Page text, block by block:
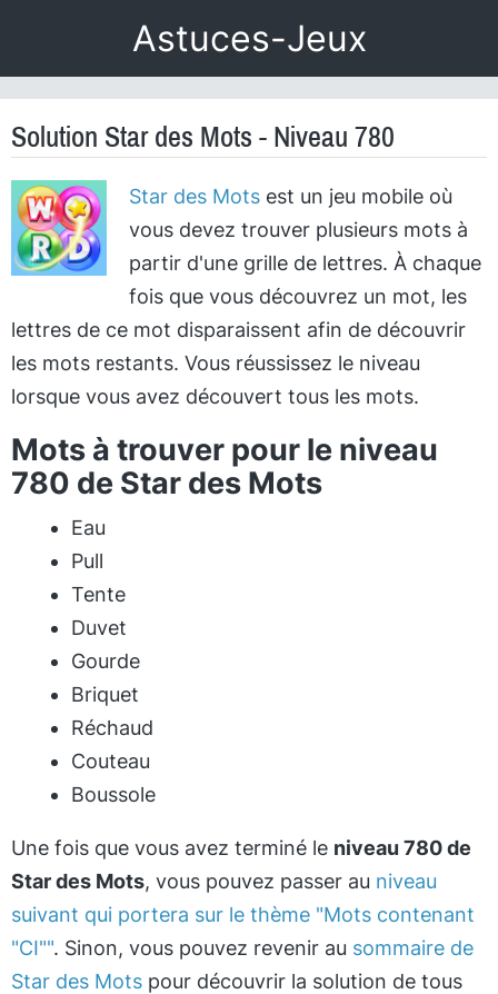
Astuces-Jeux
Solution Star des Mots - Niveau 780
Star des Motsest un jeu mobile où
vous devez trouver plusieurs mots à
partir d'une grille de lettres. À chaque
fois que vous découvrez un mot, les
lettres de ce mot disparaissent afin de découvrir
les mots restants. Vous réussissez le niveau
lorsque vous avez découvert tous les mots.
Mots à trouver pour le niveau
780 de Star des Mots
Eau
Pull
Tente
Duvet
Gourde
Briquet
Réchaud
Couteau
Boussole
Une fois que vous avez terminé le niveau 780 de
Star des Mots, vous pouvez passer au niveau
suivant qui portera sur le thème "Mots contenant
"CI"". Sinon, vous pouvez revenir au sommaire de
Star des Mots pour découvrir la solution de tous